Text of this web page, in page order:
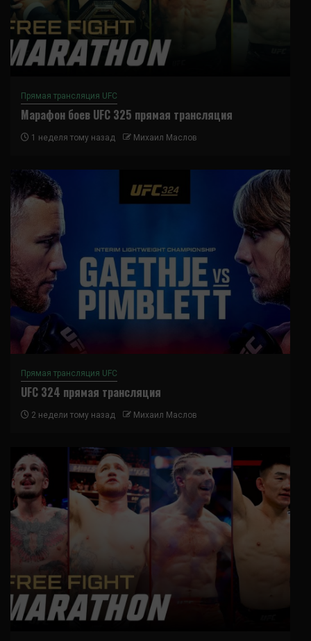
Прямая трансляция UFC
Марафон боев UFC 325 прямая трансляция
1 неделя тому назад Михаил Маслов
Прямая трансляция UFC
UFC 324 прямая трансляция
2 недели тому назад Михаил Маслов